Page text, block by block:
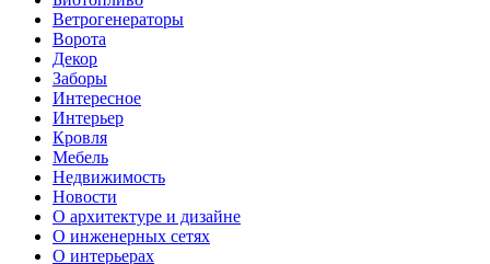
Ветрогенераторы
Ворота
Декор
Заборы
Интересное
Интерьер
Кровля
Мебель
Недвижимость
Новости
О архитектуре и дизайне
О инженерных сетях
О интерьерах